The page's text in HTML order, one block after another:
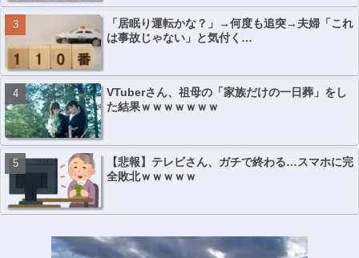
「居眠り運転かな？」→何度も追突→夫婦「これ
は事故じゃない」と気付く…
VTuberさん、祖母の「家族だけの一日葬」をし
た結果ｗｗｗｗｗｗｗ
【悲報】テレビさん、ガチで終わる…スマホに完
全敗北ｗｗｗｗｗ